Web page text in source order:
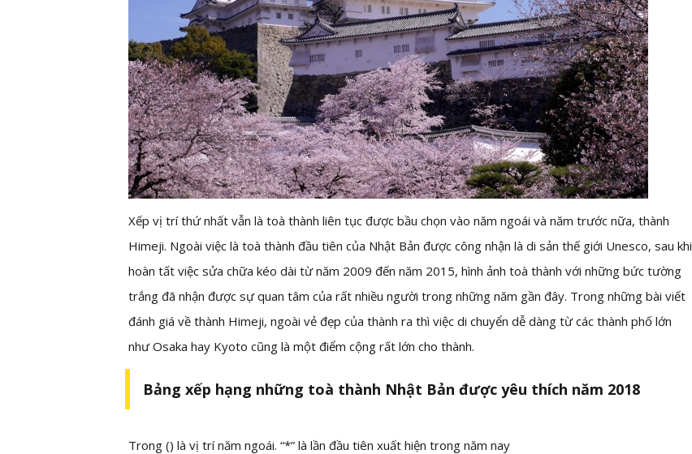
Xếp vị trí thứ nhất vẫn là toà thành liên tục được bầu chọn vào năm ngoái và năm trước nữa, thành
Himeji. Ngoài việc là toà thành đầu tiên của Nhật Bản được công nhận là di sản thế giới Unesco, sau khi
hoàn tất việc sửa chữa kéo dài từ năm 2009 đến năm 2015, hình ảnh toà thành với những bức tường
trắng đã nhận được sự quan tâm của rất nhiều người trong những năm gần đây. Trong những bài viết
đánh giá về thành Himeji, ngoài vẻ đẹp của thành ra thì việc di chuyển dễ dàng từ các thành phố lớn
như Osaka hay Kyoto cũng là một điểm cộng rất lớn cho thành.
Bảng xếp hạng những toà thành Nhật Bản được yêu thích năm 2018
Trong () là vị trí năm ngoái. “*” là lần đầu tiên xuất hiện trong năm nay